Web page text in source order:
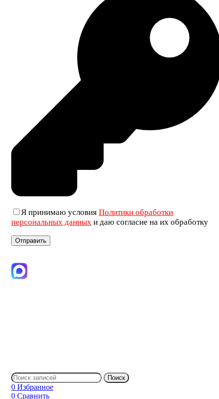
Я принимаю условия Политики обработки
персональных данных и даю согласие на их обработку
Поиск
0 Избранное
0 Сравнить